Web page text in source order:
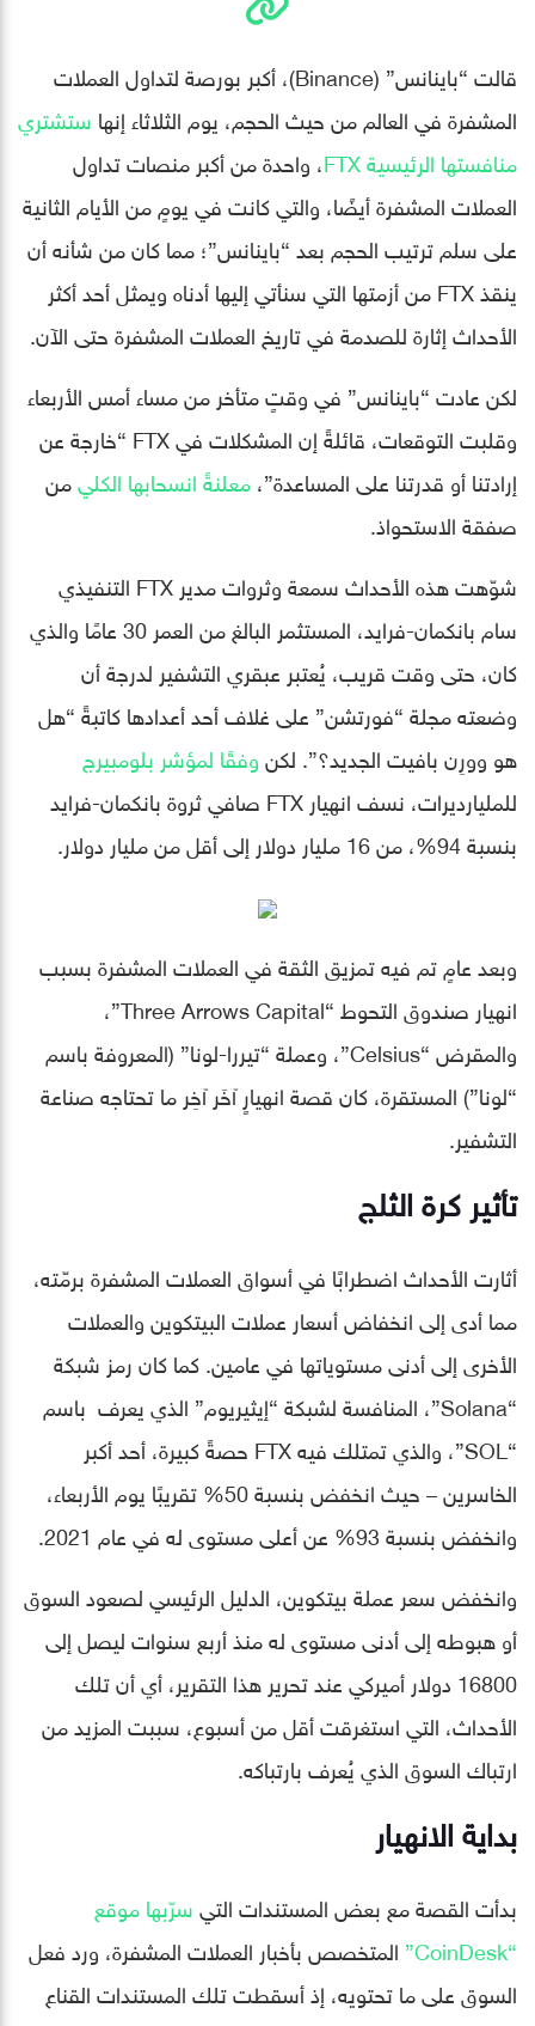
قالت “باينانس” (Binance)، أكبر بورصة لتداول العملات
المشفرة في العالم من حيث الحجم، يوم الثلاثاء إنها ستشتري
منافستها الرئيسية FTX
، واحدة من أكبر منصات تداول
العملات المشفرة أيضًا، والتي كانت في يومٍ من الأيام الثانية
على سلم ترتيب الحجم بعد “باينانس”؛ مما كان من شأنه أن
ينقذ FTX من أزمتها التي سنأتي إليها أدناه ويمثل أحد أكثر
الأحداث إثارة للصدمة في تاريخ العملات المشفرة حتى الآن.
لكن عادت “باينانس” في وقتٍ متأخر من مساء أمس الأربعاء
وقلبت التوقعات، قائلةً إن المشكلات في FTX “خارجة عن
إرادتنا أو قدرتنا على المساعدة”،معلنةً انسحابها الكليمن
صفقة الاستحواذ.
شوّهت هذه الأحداث سمعة وثروات مدير FTX التنفيذي
سام بانكمان-فرايد، المستثمر البالغ من العمر 30 عامًا والذي
كان، حتى وقت قريب، يُعتبر عبقري التشفير لدرجة أن
وضعته مجلة “فورتشن” على غلاف أحد أعدادها كاتبةً “هل
هو وورِن بافيت الجديد؟”. لكنوفقًا لمؤشر بلومبيرج
للمليارديرات، نسف انهيار FTX صافي ثروة بانكمان-فرايد
بنسبة 94%، من 16 مليار دولار إلى أقل من مليار دولار.
وبعد عامٍ تم فيه تمزيق الثقة في العملات المشفرة بسبب
انهيار صندوق التحوط “Three Arrows Capital”،
والمقرض “Celsius”، وعملة “تيررا-لونا” (المعروفة باسم
“لونا”) المستقرة، كان قصة انهيارٍ آخَر آخِر ما تحتاجه صناعة
التشفير.
تأثير كرة الثلج
أثارت الأحداث اضطرابًا في أسواق العملات المشفرة برمّته،
مما أدى إلى انخفاض أسعار عملات البيتكوين والعملات
الأخرى إلى أدنى مستوياتها في عامين. كما كان رمز شبكة
“Solana”، المنافسة لشبكة “إيثيريوم” الذي يعرف باسم
“SOL”، والذي تمتلك فيه FTX حصةً كبيرة، أحد أكبر
الخاسرين – حيث انخفض بنسبة 50% تقريبًا يوم الأربعاء،
وانخفض بنسبة 93% عن أعلى مستوى له في عام 2021.
وانخفض سعر عملة بيتكوين، الدليل الرئيسي لصعود السوق
أو هبوطه إلى أدنى مستوى له منذ أربع سنوات ليصل إلى
16800 دولار أميركي عند تحرير هذا التقرير، أي أن تلك
الأحداث، التي استغرقت أقل من أسبوع، سببت المزيد من
ارتباك السوق الذي يُعرف بارتباكه.
بداية الانهيار
بدأت القصة مع بعض المستندات التيسرّبها موقع
“CoinDesk”
المتخصص بأخبار العملات المشفرة، ورد فعل
السوق على ما تحتويه، إذ أسقطت تلك المستندات القناع